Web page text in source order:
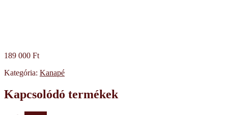
189 000 Ft
Kategória: Kanapé
Kapcsolódó termékek